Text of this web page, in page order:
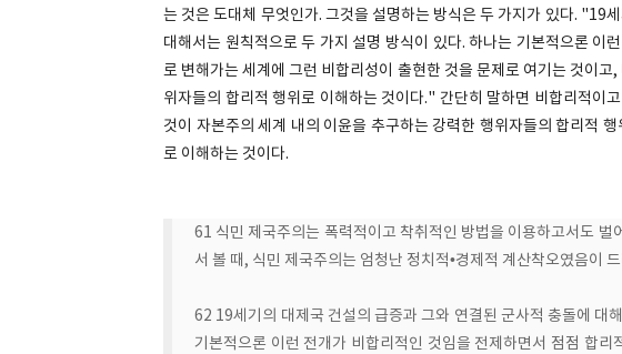
는 것은 도대체 무엇인가. 그것을 설명하는 방식은 두 가지가 있다. "19
대해서는 원칙적으로 두 가지 설명 방식이 있다. 하나는 기본적으론 이
로 변해가는 세계에 그런 비합리성이 출현한 것을 문제로 여기는 것이
위자들의 합리적 행위로 이해하는 것이다." 간단히 말하면 비합리적이
것이 자본주의 세계 내의 이윤을 추구하는 강력한 행위자들의 합리적
로 이해하는 것이다.
61 식민 제국주의는 폭력적이고 착취적인 방법을 이용하고서도 벌
서 볼 때, 식민 제국주의는 엄청난 정치적•경제적 계산착오였음이
62 19세기의 대제국 건설의 급증과 그와 연결된 군사적 충돌에 대
기본적으론 이런 전개가 비합리적인 것임을 전제하면서 점점 합